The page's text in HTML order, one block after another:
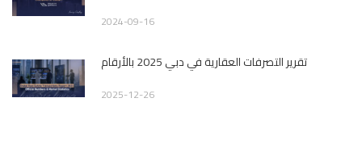
2024-09-16
تقرير التصرفات العقارية في دبي 2025 بالأرقام
2025-12-26